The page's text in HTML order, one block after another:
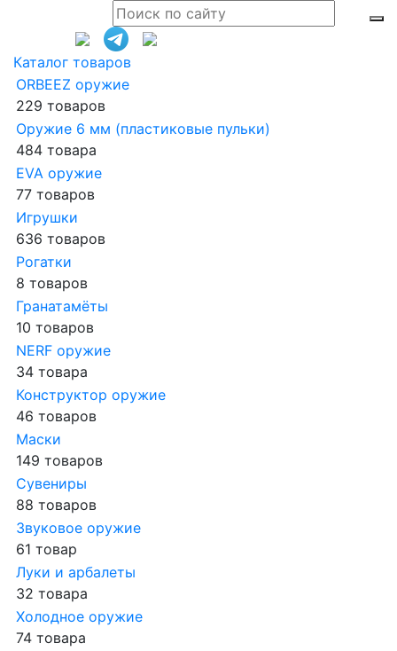
Каталог товаров
ORBEEZ оружие
229 товаров
Оружие 6 мм (пластиковые пульки)
484 товара
EVA оружие
77 товаров
Игрушки
636 товаров
Рогатки
8 товаров
Гранатамёты
10 товаров
NERF оружие
34 товара
Конструктор оружие
46 товаров
Маски
149 товаров
Сувениры
88 товаров
Звуковое оружие
61 товар
Луки и арбалеты
32 товара
Холодное оружие
74 товара